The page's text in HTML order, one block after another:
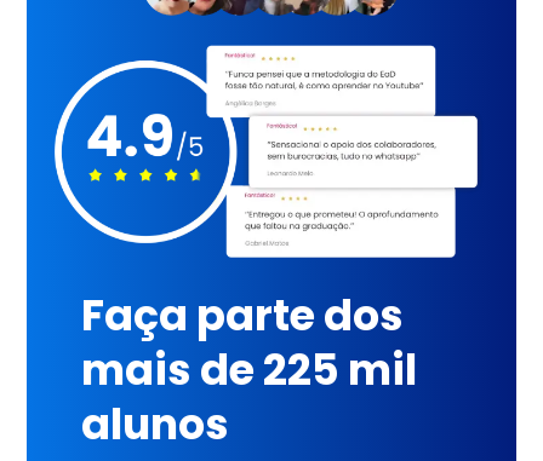
Faça parte dos
mais de 225 mil
alunos